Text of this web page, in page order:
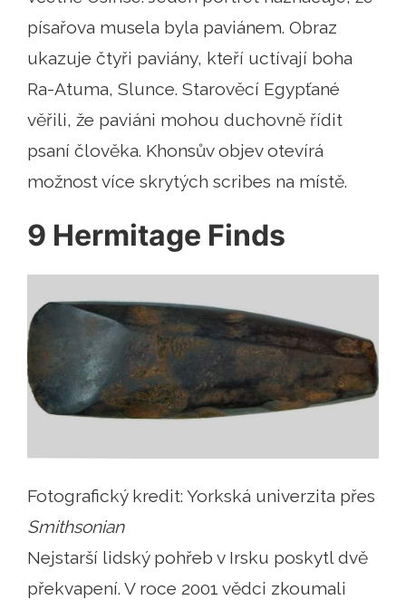
písařova musela byla paviánem. Obraz
ukazuje čtyři paviány, kteří uctívají boha
Ra-Atuma, Slunce. Starověcí Egypťané
věřili, že paviáni mohou duchovně řídit
psaní člověka. Khonsův objev otevírá
možnost více skrytých scribes na místě.
9 Hermitage Finds
Fotografický kredit: Yorkská univerzita přes
Smithsonian
Nejstarší lidský pohřeb v Irsku poskytl dvě
překvapení. V roce 2001 vědci zkoumali